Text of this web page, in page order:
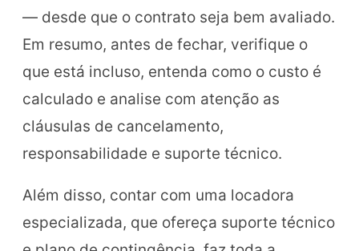
— desde que o contrato seja bem avaliado.
Em resumo, antes de fechar, verifique o
que está incluso, entenda como o custo é
calculado e analise com atenção as
cláusulas de cancelamento,
responsabilidade e suporte técnico.
Além disso, contar com uma locadora
especializada, que ofereça suporte técnico